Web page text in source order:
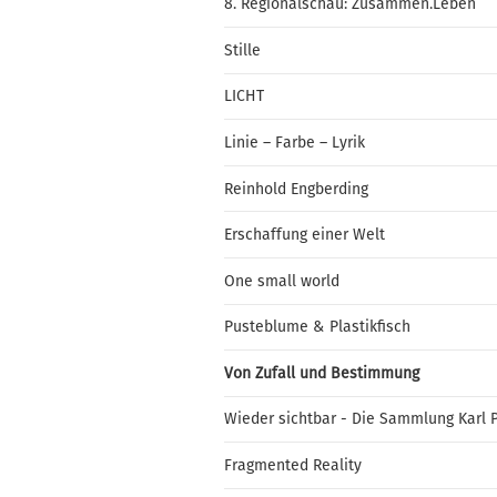
8. Regionalschau: Zusammen.Leben
Stille
LICHT
Linie – Farbe – Lyrik
Reinhold Engberding
Erschaffung einer Welt
One small world
Pusteblume & Plastikfisch
Von Zufall und Bestimmung
Wieder sichtbar - Die Sammlung Karl
Fragmented Reality